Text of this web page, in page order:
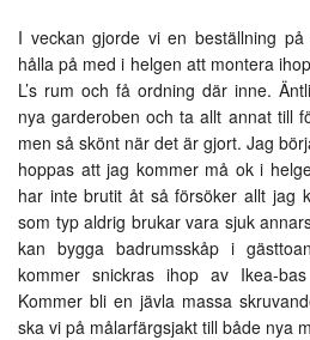
I veckan gjorde vi en beställning
hålla på med i helgen att montera
L’s rum och få ordning där inne.
nya garderoben och ta allt annat till
men så skönt när det är gjort. Jag
hoppas att jag kommer må ok i
har inte brutit åt så försöker allt jag
som typ aldrig brukar vara sjuk
kan bygga badrumsskåp i
kommer snickras ihop av Ikea-
Kommer bli en jävla massa
ska vi på målarfärgsjakt till både nya